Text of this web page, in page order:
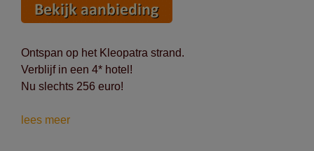
Ontspan op het Kleopatra strand.
Verblijf in een 4* hotel!
Nu slechts 256 euro!
lees meerVertrek